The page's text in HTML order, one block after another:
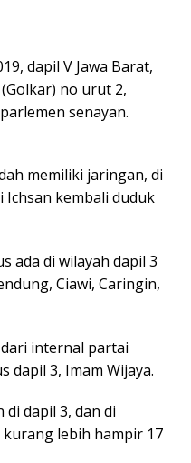
dapil V Jawa Barat,
no urut 2,
senayan.
memiliki jaringan, di
kembali duduk
ada di wilayah dapil 3
Ciawi, Caringin,
internal partai
dapil 3, Imam Wijaya.
di dapil 3, dan di
lebih hampir 17